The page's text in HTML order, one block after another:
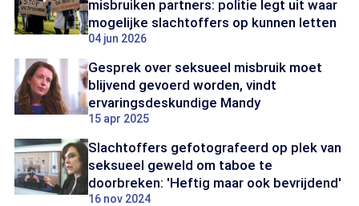
misbruiken partners: politie legt uit waar
mogelijke slachtoffers op kunnen letten
04 jun 2026
Gesprek over seksueel misbruik moet
blijvend gevoerd worden, vindt
ervaringsdeskundige Mandy
15 apr 2025
Slachtoffers gefotografeerd op plek van
seksueel geweld om taboe te
doorbreken: 'Heftig maar ook bevrijdend'
16 nov 2024